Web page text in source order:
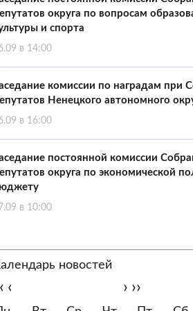
округа по вопросам
и спорта
в 14:00
комиссии по наградам при
Ненецкого автономного
в 16:00
постоянной комиссии
округа по экономической
в 10:00
новостей
‹ › ››